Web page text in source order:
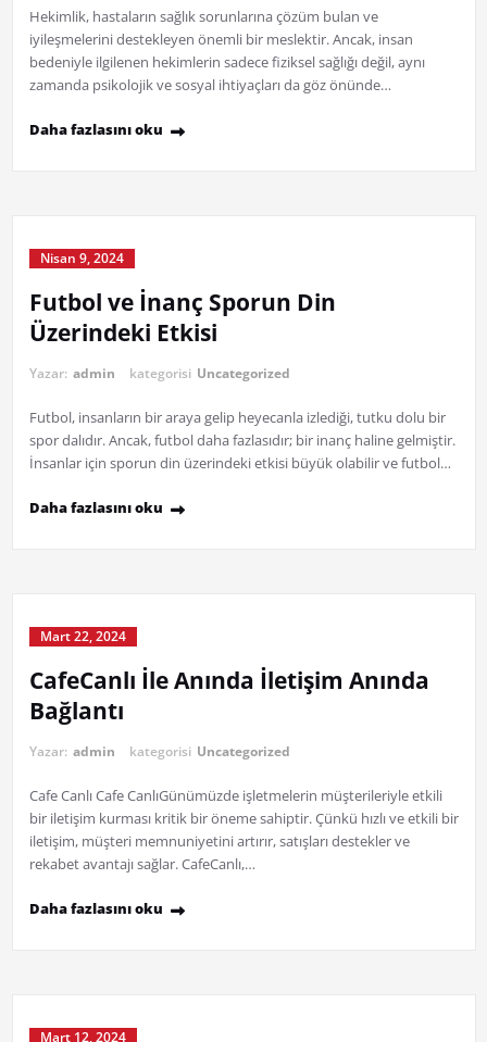
Hekimlik, hastaların sağlık sorunlarına çözüm bulan ve
iyileşmelerini destekleyen önemli bir meslektir. Ancak, insan
bedeniyle ilgilenen hekimlerin sadece fiziksel sağlığı değil, aynı
zamanda psikolojik ve sosyal ihtiyaçları da göz önünde…
Daha fazlasını oku
Nisan 9, 2024
Futbol ve İnanç Sporun Din
Üzerindeki Etkisi
Yazar: admin kategorisi Uncategorized
Futbol, insanların bir araya gelip heyecanla izlediği, tutku dolu bir
spor dalıdır. Ancak, futbol daha fazlasıdır; bir inanç haline gelmiştir.
İnsanlar için sporun din üzerindeki etkisi büyük olabilir ve futbol…
Daha fazlasını oku
Mart 22, 2024
CafeCanlı İle Anında İletişim Anında
Bağlantı
Yazar: admin kategorisi Uncategorized
Cafe Canlı Cafe CanlıGünümüzde işletmelerin müşterileriyle etkili
bir iletişim kurması kritik bir öneme sahiptir. Çünkü hızlı ve etkili bir
iletişim, müşteri memnuniyetini artırır, satışları destekler ve
rekabet avantajı sağlar. CafeCanlı,…
Daha fazlasını oku
Mart 12, 2024